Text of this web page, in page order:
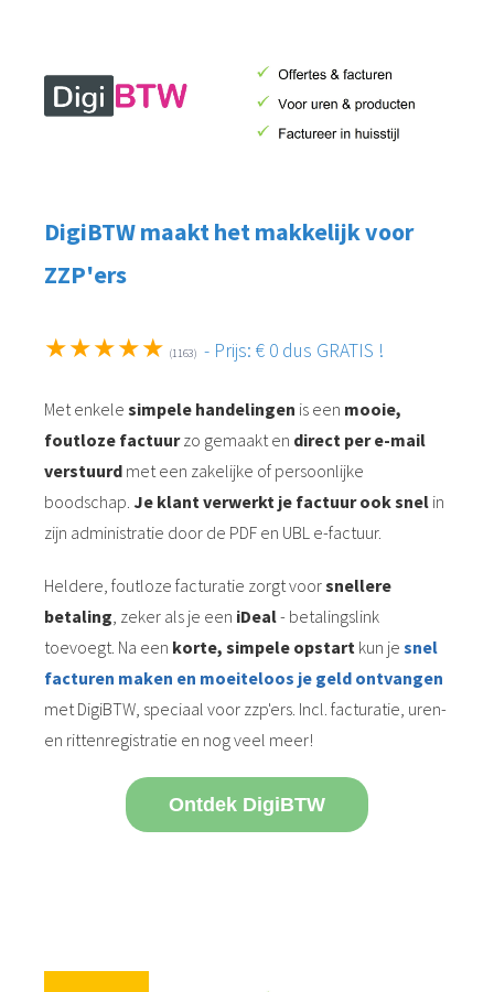
DigiBTW maakt het makkelijk voor
ZZP'ers
★★★★★ (1163) - Prijs: € 0 dus GRATIS !
Met enkele simpele handelingen is een mooie,
foutloze factuurzo gemaakt en direct per e-mail
verstuurd met een zakelijke of persoonlijke
boodschap. Je klant verwerkt je factuur ook snel in
zijn administratie door de PDF en UBL e-factuur.
Heldere, foutloze facturatie zorgt voorsnellere
betaling , zeker als je een iDeal- betalingslink
toevoegt. Na een korte, simpele opstart kun je snel
facturen maken en moeiteloos je geld ontvangen
met DigiBTW, speciaal voor zzp'ers. Incl. facturatie, uren-
en rittenregistratie en nog veel meer!
Ontdek DigiBTW